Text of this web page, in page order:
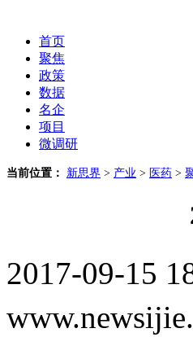
首页
聚焦
政策
数据
名企
项目
微调研
当前位置： 新思界 > 产业 > 医药 >
2017-09-15